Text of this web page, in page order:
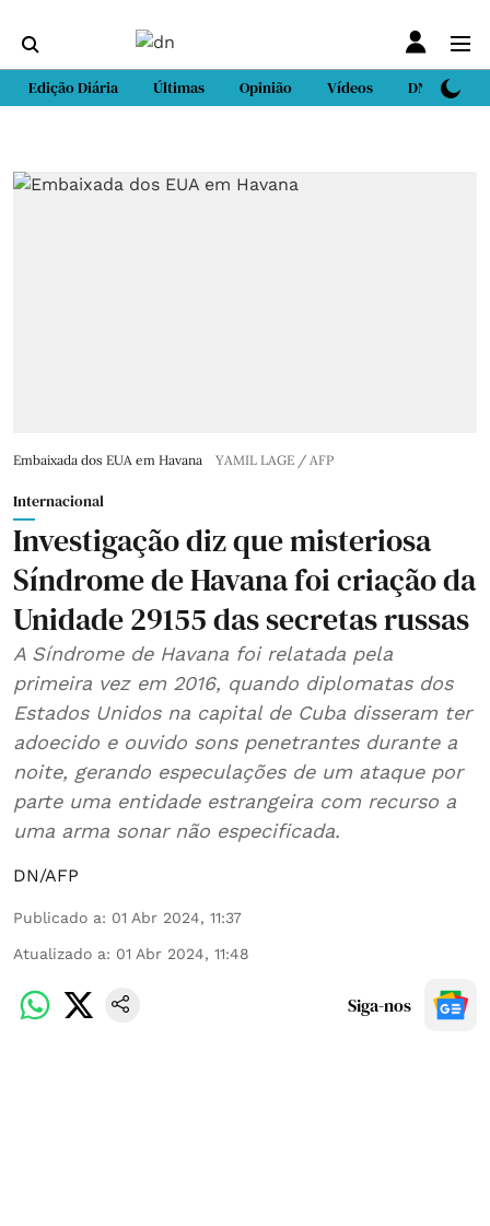
Edição Diária Últimas Opinião Vídeos DN Sport
Embaixada dos EUA em Havana YAMIL LAGE / AFP
Internacional
Investigação diz que misteriosa
Síndrome de Havana foi criação da
Unidade 29155 das secretas russas
A Síndrome de Havana foi relatada pela
primeira vez em 2016, quando diplomatas dos
Estados Unidos na capital de Cuba disseram ter
adoecido e ouvido sons penetrantes durante a
noite, gerando especulações de um ataque por
parte uma entidade estrangeira com recurso a
uma arma sonar não especificada.
DN/AFP
Publicado a: 01 Abr 2024, 11:37
Atualizado a: 01 Abr 2024, 11:48
Siga-nos